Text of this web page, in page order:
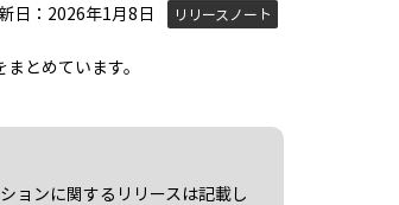
日：2026年1月8日 リリースノート
とめています。
ョンに関するリリースは記載し